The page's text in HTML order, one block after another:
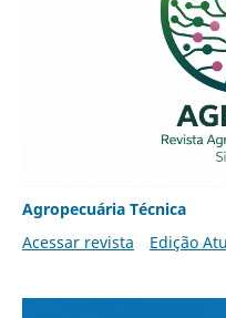
Agropecuária Técnica
Acessar revista
Edição